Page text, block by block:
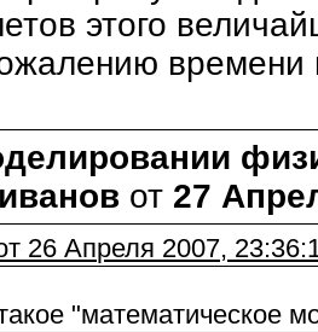
этого
времени
иванов от 27
26 Апреля 2007,
"математическое